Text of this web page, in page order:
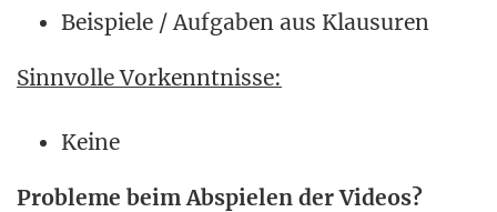
Beispiele / Aufgaben aus Klausuren
Sinnvolle Vorkenntnisse:
Keine
Probleme beim Abspielen der Videos?